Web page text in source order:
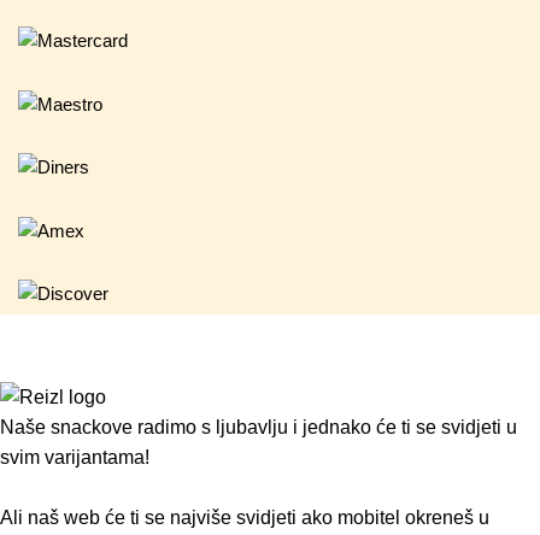
Naše snackove radimo s ljubavlju i jednako će ti se svidjeti u
svim varijantama!
Ali naš web će ti se najviše svidjeti ako mobitel okreneš u